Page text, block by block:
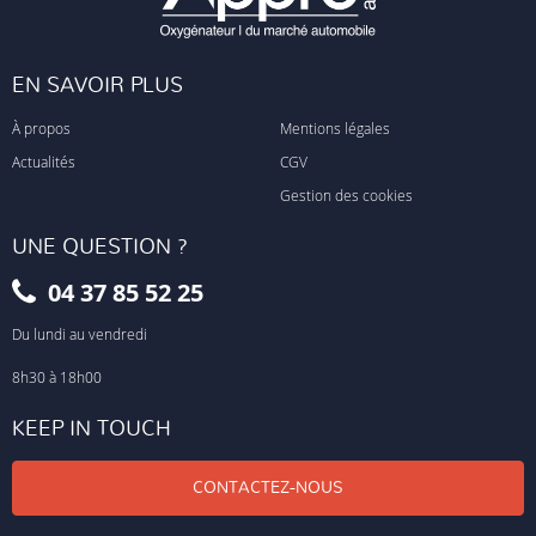
EN SAVOIR PLUS
À propos
Actualités
Mentions légales
CGV
Gestion des cookies
UNE QUESTION ?
04 37 85 52 25
Du lundi au vendredi
8h30 à 18h00
KEEP IN TOUCH
CONTACTEZ-NOUS